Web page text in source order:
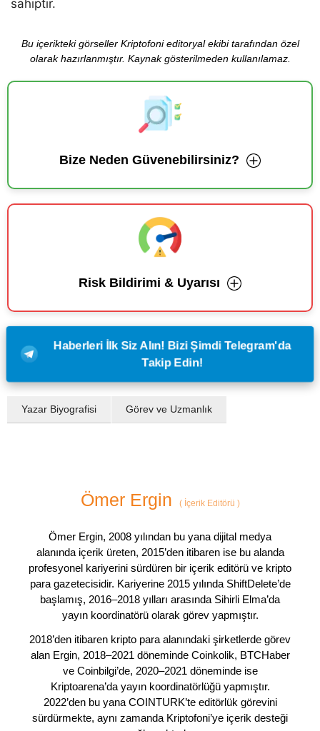
sahiptir.
Bu içerikteki görseller Kriptofoni editoryal ekibi tarafından özel
olarak hazırlanmıştır. Kaynak gösterilmeden kullanılamaz.
Bize Neden Güvenebilirsiniz?
Risk Bildirimi & Uyarısı
Haberleri İlk Siz Alın! Bizi Şimdi Telegram'da
Takip Edin!
Yazar Biyografisi Görev ve Uzmanlık
Ömer Ergin (İçerik Editörü )
Ömer Ergin, 2008 yılından bu yana dijital medya
alanında içerik üreten, 2015’den itibaren ise bu alanda
profesyonel kariyerini sürdüren bir içerik editörü ve kripto
para gazetecisidir. Kariyerine 2015 yılında ShiftDelete’de
başlamış, 2016–2018 yılları arasında Sihirli Elma’da
yayın koordinatörü olarak görev yapmıştır.
2018’den itibaren kripto para alanındaki şirketlerde görev
alan Ergin, 2018–2021 döneminde Coinkolik, BTCHaber
ve Coinbilgi’de, 2020–2021 döneminde ise
Kriptoarena’da yayın koordinatörlüğü yapmıştır.
2022’den bu yana COINTURK’te editörlük görevini
sürdürmekte, aynı zamanda Kriptofoni’ye içerik desteği